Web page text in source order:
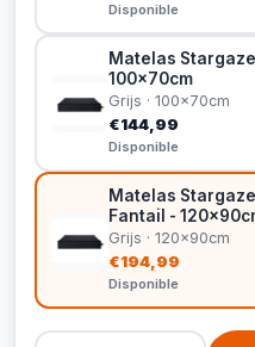
Disponible
Matelas
100x70cm
Grijs · 100x70cm
€144,99
Disponible
Matelas
Fantail -
Grijs · 120x90cm
€194,99
Disponible